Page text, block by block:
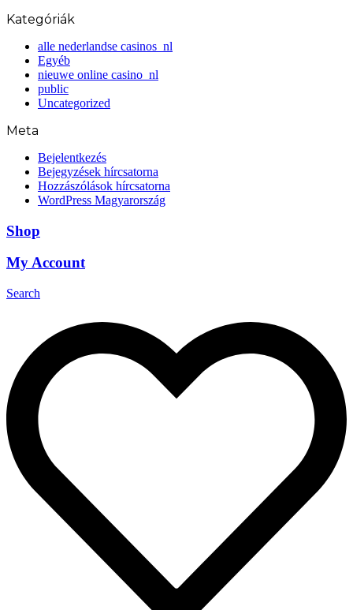
Kategóriák
alle nederlandse casinos_nl
Egyéb
nieuwe online casino_nl
public
Uncategorized
Meta
Bejelentkezés
Bejegyzések hírcsatorna
Hozzászólások hírcsatorna
WordPress Magyarország
Shop
My Account
Search